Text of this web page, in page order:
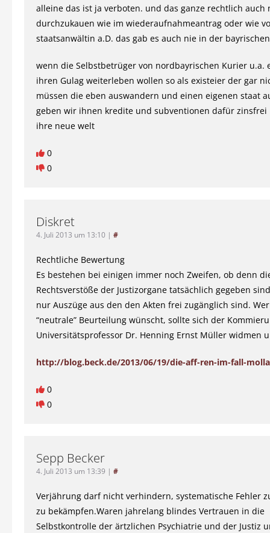
alleine das ist ja verboten. und das ganze rechtlich auch
durchzukauen wie im wiederaufnahmeantrag oder wie
staatsanwältin a.D. das gab es auch nie in der
wenn die Selbstbetrüger von nordbayrischen Kurier u.a.
ihren Gulag weiterleben wollen so als existeier der gar
müssen die eben auswandern und einen eigenen staat
geben wir ihnen kredite und subventionen dafür
ihre neue welt
0
0
Diskret
4. Juli 2013 um 13:10 | #
Rechtliche Bewertung
Es bestehen bei einigen immer noch Zweifen, ob denn
Rechtsverstöße der Justizorgane tatsächlich gegeben
nur Auszüge aus den den Akten frei zugänglich sind.
“neutrale” Beurteilung wünscht, sollte sich der
Universitätsprofessor Dr. Henning Ernst Müller widmen
http://blog.beck.de/2013/06/19/die-aff-ren-im-fall-
0
0
Sepp Becker
4. Juli 2013 um 13:39 | #
Verjährung darf nicht verhindern, systematische Fehler
zu bekämpfen.Waren jahrelang blindes Vertrauen in die
Selbstkontrolle der ärtzlichen Psychiatrie und der Justiz